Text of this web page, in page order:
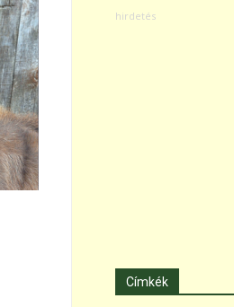
Címkék